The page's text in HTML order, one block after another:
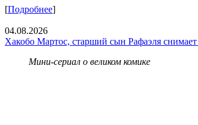
[Подробнее]
04.08.2026
Хакобо Мартос, старший сын Рафаэля
Мини-сериал о великом комике